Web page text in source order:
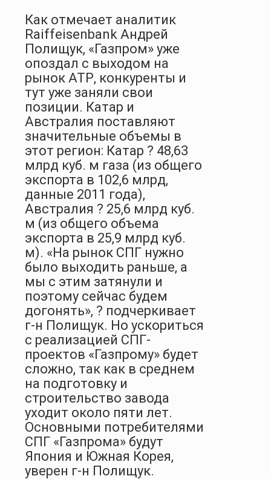
Как отмечает аналитик
Raiffeisenbank Андрей
Полищук, «Газпром» уже
опоздал с выходом на
рынок АТР, конкуренты и
тут уже заняли свои
позиции. Катар и
Австралия по­ставляют
значительные объемы в
этот регион: Катар ? 48,63
млрд куб. м газа (из общего
экспорта в 102,6 млрд,
данные 2011 года),
Австралия ? 25,6 млрд куб.
м (из общего объема
экспорта в 25,9 млрд куб.
м). «На рынок СПГ нужно
было выходить раньше, а
мы с этим затянули и
поэтому сейчас будем
догонять», ? подчеркивает
г-н Полищук. Но ускориться
с реализацией СПГ-
проектов «Газпрому» будет
сложно, так как в среднем
на подготовку и
строительство завода
уходит около пяти лет.
Основными потребителями
СПГ «Газпрома» будут
Япония и Южная Корея,
уверен г-н Полищук.